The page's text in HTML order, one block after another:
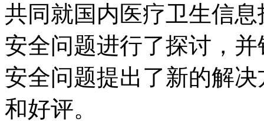
共同就国内医疗卫生信
安全问题进行了探讨，
安全问题提出了新的解
和好评。